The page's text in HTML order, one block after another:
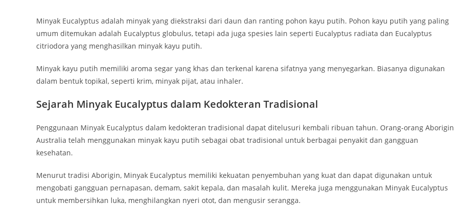
Minyak Eucalyptus adalah minyak yang diekstraksi dari daun dan ranting pohon kayu putih. Pohon kayu putih yang paling
umum ditemukan adalah Eucalyptus globulus, tetapi ada juga spesies lain seperti Eucalyptus radiata dan Eucalyptus
citriodora yang menghasilkan minyak kayu putih.
Minyak kayu putih memiliki aroma segar yang khas dan terkenal karena sifatnya yang menyegarkan. Biasanya digunakan
dalam bentuk topikal, seperti krim, minyak pijat, atau inhaler.
Sejarah Minyak Eucalyptus dalam Kedokteran Tradisional
Penggunaan Minyak Eucalyptus dalam kedokteran tradisional dapat ditelusuri kembali ribuan tahun. Orang-orang Aborigin
Australia telah menggunakan minyak kayu putih sebagai obat tradisional untuk berbagai penyakit dan gangguan
kesehatan.
Menurut tradisi Aborigin, Minyak Eucalyptus memiliki kekuatan penyembuhan yang kuat dan dapat digunakan untuk
mengobati gangguan pernapasan, demam, sakit kepala, dan masalah kulit. Mereka juga menggunakan Minyak Eucalyptus
untuk membersihkan luka, menghilangkan nyeri otot, dan mengusir serangga.